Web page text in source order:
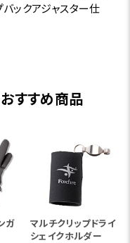
バックアジャスター仕
すすめ商品
ガ
マルチクリップドライ
シェイクホルダー